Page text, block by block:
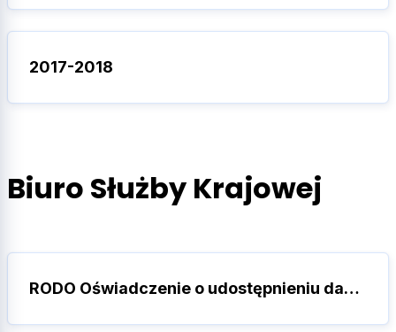
2017-2018
Biuro Służby Krajowej
RODO Oświadczenie o udostępnieniu danych